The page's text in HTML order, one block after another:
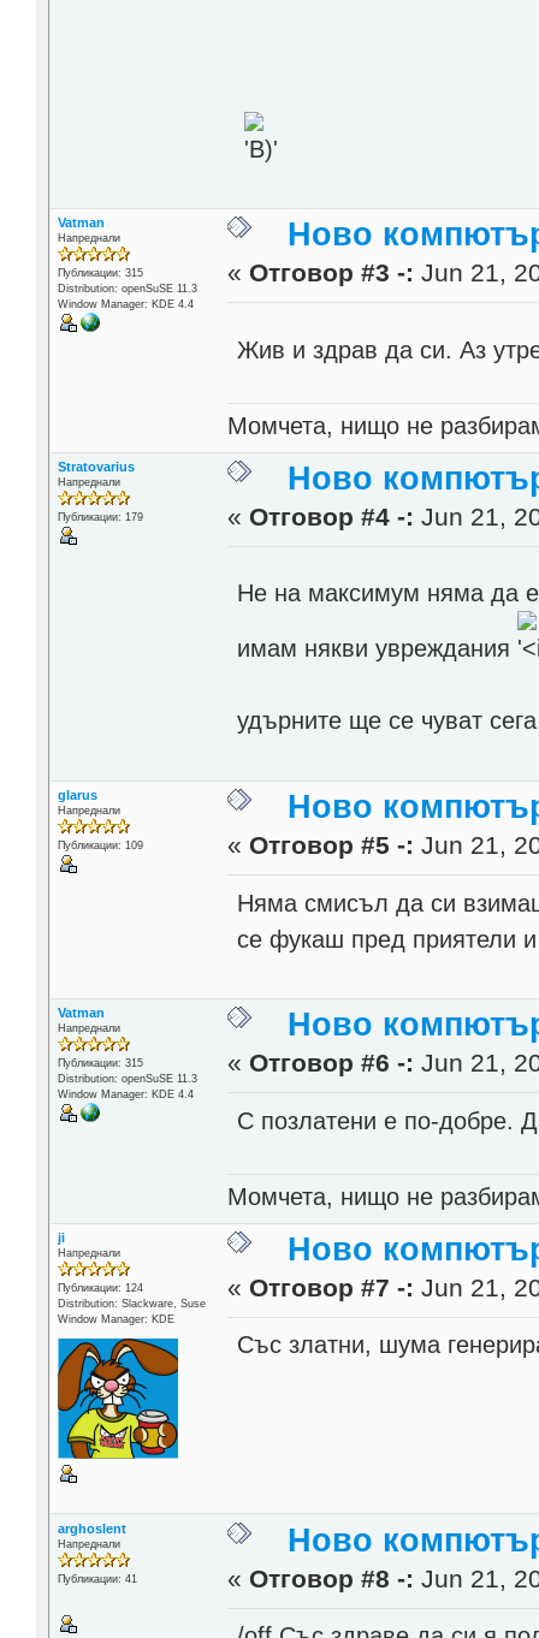
Vatman
Напреднали
Публикации: 315
Distribution: openSuSE 11.3
Window Manager: KDE 4.4
Ново
« Отговор #3 -: Jun 21,
Жив и здрав да си. Аз
Момчета, нищо не
Stratovarius
Напреднали
Публикации: 179
Ново
« Отговор #4 -: Jun 21,
Не на максимум няма да
имам някви увреждания
удърните ще се чуват
glarus
Напреднали
Публикации: 109
Ново
« Отговор #5 -: Jun 21,
Няма смисъл да си
се фукаш пред приятели
Vatman
Напреднали
Публикации: 315
Distribution: openSuSE 11.3
Window Manager: KDE 4.4
Ново
« Отговор #6 -: Jun 21,
С позлатени е по-добре.
Момчета, нищо не
ji
Напреднали
Публикации: 124
Distribution: Slackware, Suse
Window Manager: KDE
Ново
« Отговор #7 -: Jun 21,
Със златни, шума
arghoslent
Напреднали
Публикации: 41
Ново
« Отговор #8 -: Jun 21,